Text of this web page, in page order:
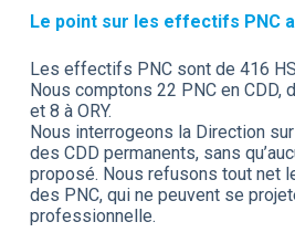
Le point sur les effectifs PNC
Les effectifs PNC sont de 416
Nous comptons 22 PNC en CDD,
et 8 à ORY.
Nous interrogeons la Direction
des CDD permanents, sans
proposé. Nous refusons tout net
des PNC, qui ne peuvent se
professionnelle.